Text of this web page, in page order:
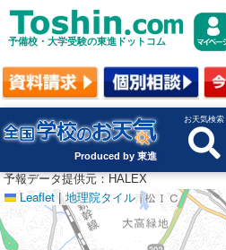
予備校・大学受験の東進ドットコム
Produced by 東進
お天気検索
Leaflet | 地理院タイル
予報データ提供元：HALEX